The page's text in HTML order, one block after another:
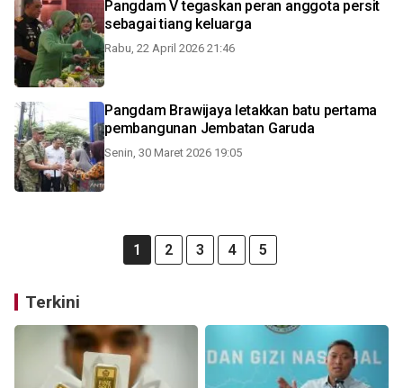
Pangdam V tegaskan peran anggota persit
sebagai tiang keluarga
Rabu, 22 April 2026 21:46
Pangdam Brawijaya letakkan batu pertama
pembangunan Jembatan Garuda
Senin, 30 Maret 2026 19:05
1 2 3 4 5
Terkini